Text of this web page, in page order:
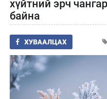
хүйтний эрч
байна
ХУВААЛЦАХ